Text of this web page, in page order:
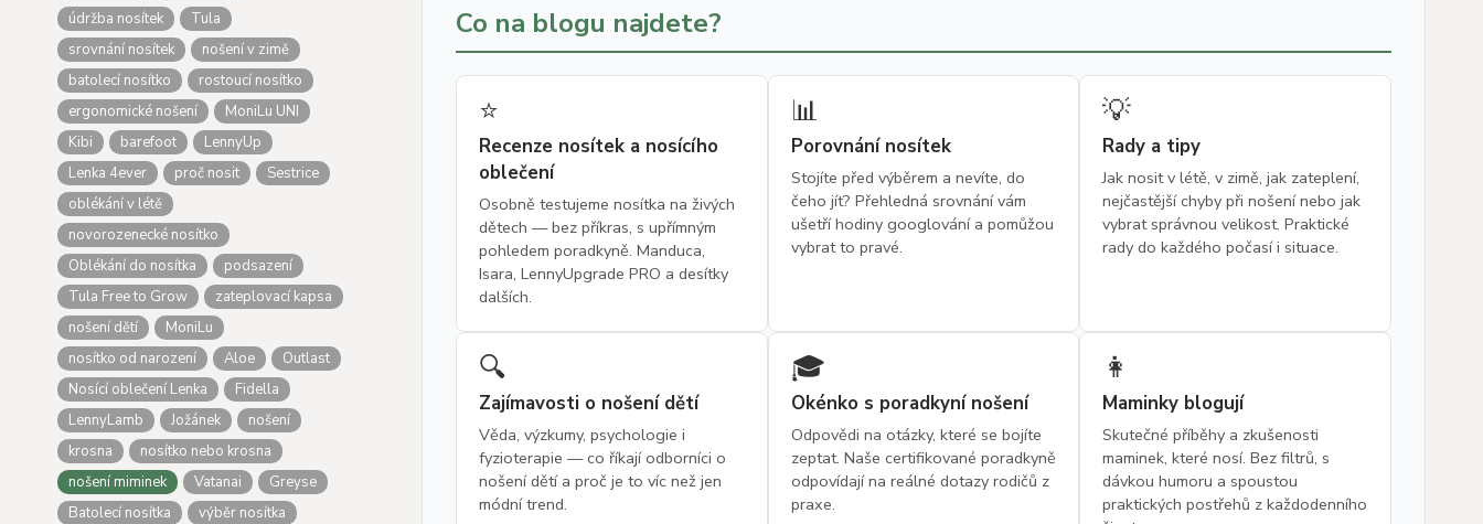
údržba nosítek
Tula
srovnání nosítek
nošení v zimě
batolecí nosítko
rostoucí nosítko
ergonomické nošení
MoniLu UNI
Kibi
barefoot
LennyUp
Lenka 4ever
proč nosit
Sestrice
oblékání v létě
novorozenecké nosítko
Oblékání do nosítka
podsazení
Tula Free to Grow
zateplovací kapsa
nošení dětí
MoniLu
nosítko od narození
Aloe
Outlast
Nosící oblečení Lenka
Fidella
LennyLamb
Jožánek
nošení
krosna
nosítko nebo krosna
nošení miminek
Vatanai
Greyse
Batolecí nosítka
výběr nosítka
Co na blogu najdete?
⭐
Recenze nosítek a nosícího
oblečení
Osobně testujeme nosítka na živých
dětech — bez příkras, s upřímným
pohledem poradkyně. Manduca,
Isara, LennyUpgrade PRO a desítky
dalších.
📊
Porovnání nosítek
Stojíte před výběrem a nevíte, do
čeho jít? Přehledná srovnání vám
ušetří hodiny googlování a pomůžou
vybrat to pravé.
💡
Rady a tipy
Jak nosit v létě, v zimě, jak zateplení,
nejčastější chyby při nošení nebo jak
vybrat správnou velikost. Praktické
rady do každého počasí i situace.
🔍
Zajímavosti o nošení dětí
Věda, výzkumy, psychologie i
fyzioterapie — co říkají odborníci o
nošení dětí a proč je to víc než jen
módní trend.
🎓
Okénko s poradkyní nošení
Odpovědi na otázky, které se bojíte
zeptat. Naše certifikované poradkyně
odpovídají na reálné dotazy rodičů z
praxe.
👩
Maminky blogují
Skutečné příběhy a zkušenosti
maminek, které nosí. Bez filtrů, s
dávkou humoru a spoustou
praktických postřehů z každodenního